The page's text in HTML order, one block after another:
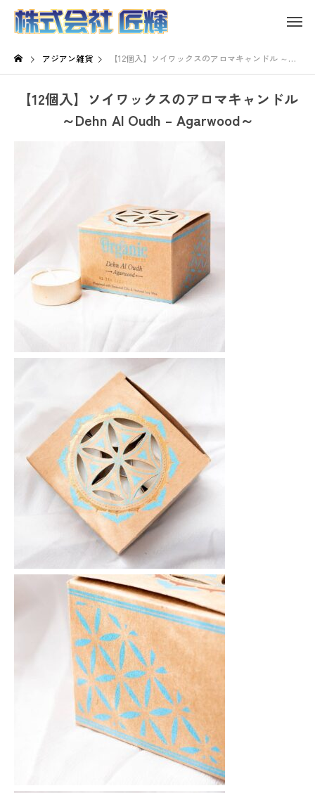
アジアン雑貨 【12個入】ソイワックスのアロマキャンドル ～Dehn Al Oudh – Agarwood～
【12個入】ソイワックスのアロマキャンドル
～Dehn Al Oudh – Agarwood～